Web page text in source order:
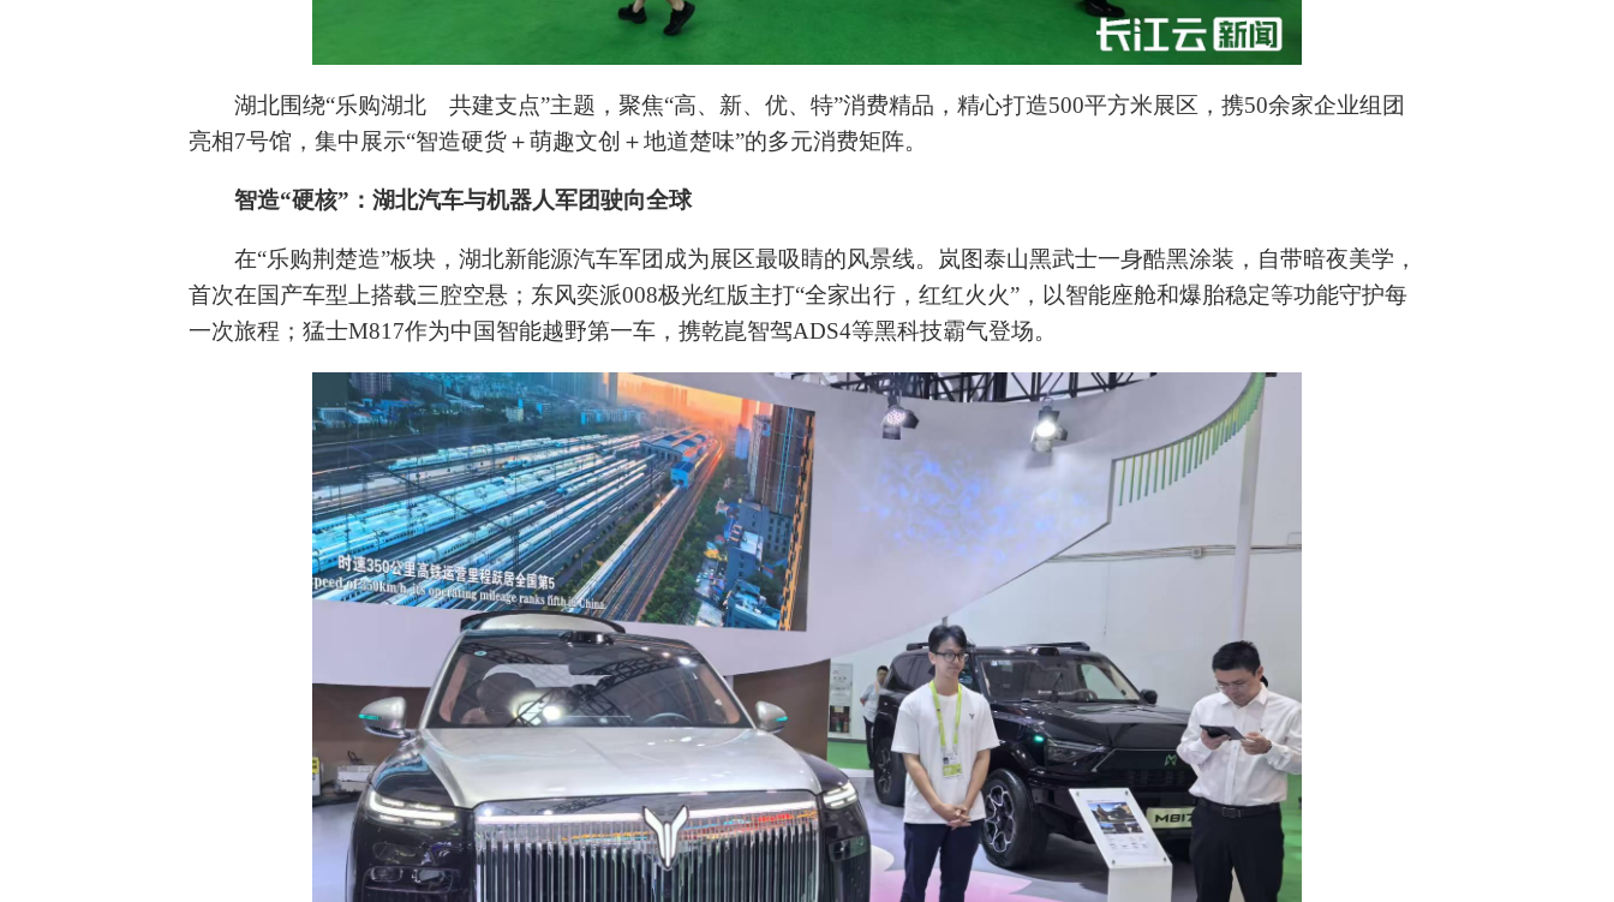
湖北围绕“乐购湖北 共建支点”主题，聚焦“高、新、优、特”消费精品，精心打造500平方米展区，携50余家企业组团
亮相7号馆，集中展示“智造硬货＋萌趣文创＋地道楚味”的多元消费矩阵。
智造“硬核”：湖北汽车与机器人军团驶向全球
在“乐购荆楚造”板块，湖北新能源汽车军团成为展区最吸睛的风景线。岚图泰山黑武士一身酷黑涂装，自带暗夜美学，
首次在国产车型上搭载三腔空悬；东风奕派008极光红版主打“全家出行，红红火火”，以智能座舱和爆胎稳定等功能守护每
一次旅程；猛士M817作为中国智能越野第一车，携乾崑智驾ADS4等黑科技霸气登场。